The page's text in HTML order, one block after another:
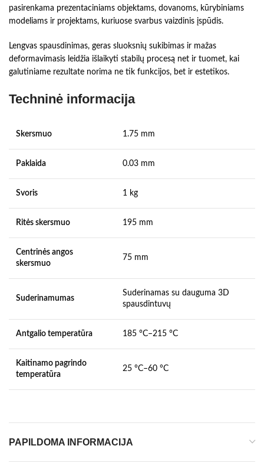
pasirenkama prezentaciniams objektams, dovanoms, kūrybiniams
modeliams ir projektams, kuriuose svarbus vaizdinis įspūdis.
Lengvas spausdinimas, geras sluoksnių sukibimas ir mažas
deformavimasis leidžia išlaikyti stabilų procesą net ir tuomet, kai
galutiniame rezultate norima ne tik funkcijos, bet ir estetikos.
Techninė informacija
Skersmuo 1.75 mm
Paklaida 0.03 mm
Svoris 1 kg
Ritės skersmuo 195 mm
Centrinės angos
skersmuo
75 mm
Suderinamumas
Suderinamas su dauguma 3D
spausdintuvų
Antgalio temperatūra 185 °C–215 °C
Kaitinamo pagrindo
temperatūra
25 °C–60 °C
PAPILDOMA INFORMACIJA